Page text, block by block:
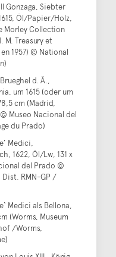
Gonzaga, Siebter
Öl/Papier/Holz,
Morley Collection
M. Treasury et
1957) © National
d. Ä.,
um 1615 (oder um
cm (Madrid,
Museo Nacional del
du Prado)
Medici,
1622, Öl/Lw, 131 x
del Prado ©
Dist. RMN-GP /
Medici als Bellona,
(Worms, Museum
/Worms,